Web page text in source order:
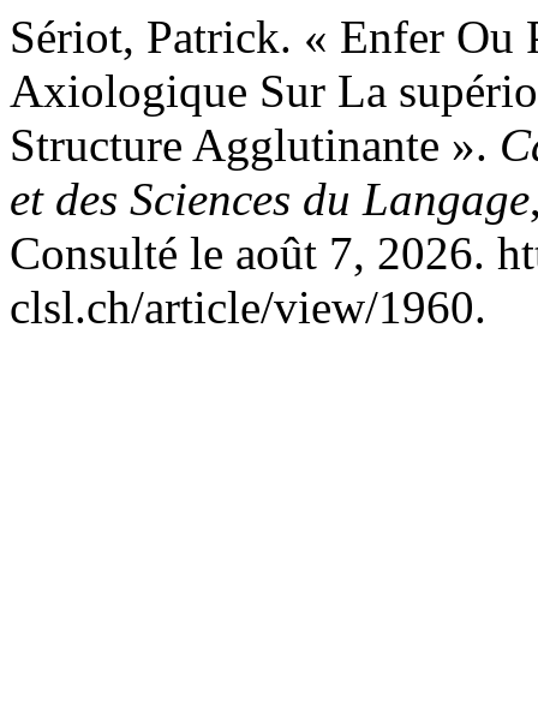
Sériot, Patrick. « Enfer Ou
Axiologique Sur La
Structure Agglutinante ».
et des Sciences du Langage
Consulté le août 7, 2026.
clsl.ch/article/view/1960.